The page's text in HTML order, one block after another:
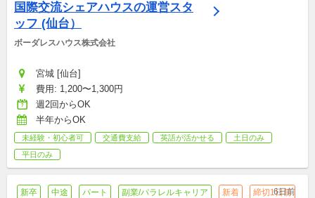
国際交流シェアハウスの運営スタ
ッフ (仙台）
ボーダレスハウス株式会社
宮城 [仙台]
費用: 1,200〜1,300円
週2回からOK
半年からOK
未経験・初心者可 交通費支給 英語が活かせる
土日のみ
平日のみ
新卒 中途 パート 副業/パラレルキャリア 新着 締切1日前
6日前